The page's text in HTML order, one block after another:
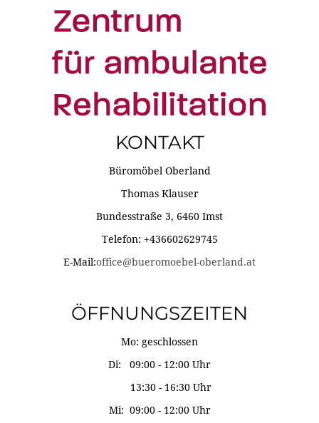
KONTAKT
Büromöbel Oberland
Thomas Klauser
Bundesstraße 3, 6460 Imst
Telefon: +436602629745
E-Mail:office@bueromoebel-oberland.at
ÖFFNUNGSZEITEN
Mo: geschlossen
Di: 09:00 - 12:00 Uhr
13:30 - 16:30 Uhr
Mi: 09:00 - 12:00 Uhr